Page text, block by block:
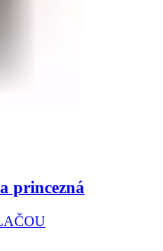
princezná